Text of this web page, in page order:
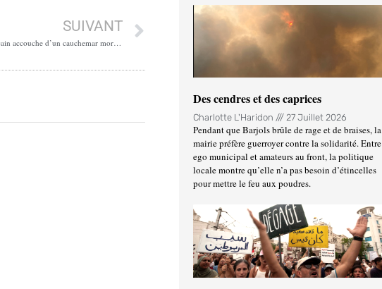
SUIVANT
Charlie Kirk : Quand le rêve américain accouche d’un cauchemar mormon
Des cendres et des caprices
Charlotte L'Haridon 27 Juillet 2026
Pendant que Barjols brûle de rage et de braises, la
mairie préfère guerroyer contre la solidarité. Entre
ego municipal et amateurs au front, la politique
locale montre qu’elle n’a pas besoin d’étincelles
pour mettre le feu aux poudres.